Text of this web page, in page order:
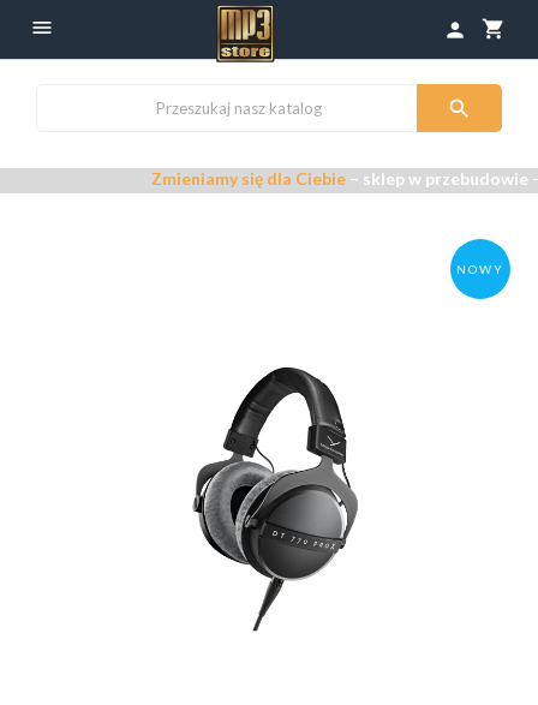
 shopping_cart
person

Zmieniamy się dla Ciebie– sklep w przebudowie –
NOWY